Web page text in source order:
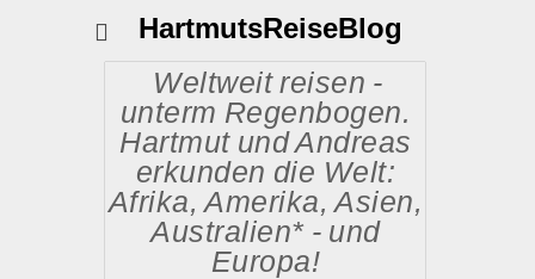
HartmutsReiseBlog
Weltweit reisen -
unterm Regenbogen.
Hartmut und Andreas
erkunden die Welt:
Afrika, Amerika, Asien,
Australien* - und
Europa!